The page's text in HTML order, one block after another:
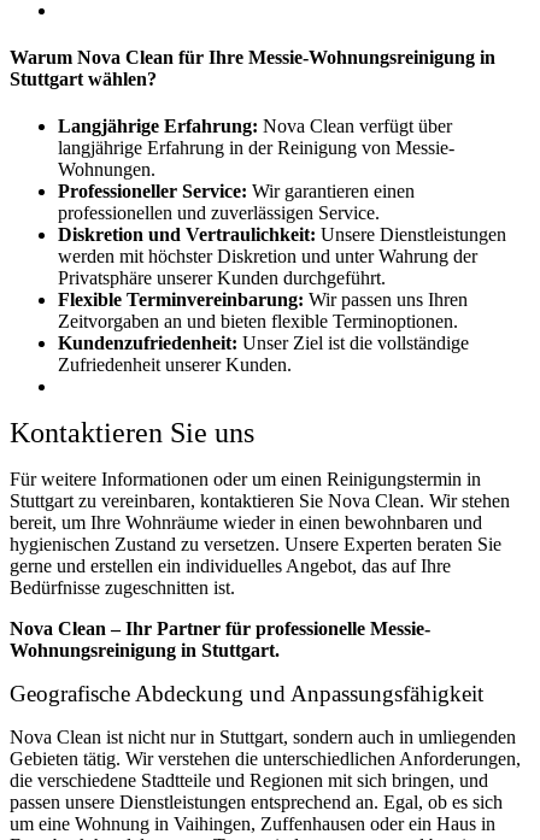
Warum Nova Clean für Ihre Messie-Wohnungsreinigung in
Stuttgart wählen?
Langjährige Erfahrung: Nova Clean verfügt über
langjährige Erfahrung in der Reinigung von Messie-
Wohnungen.
Professioneller Service: Wir garantieren einen
professionellen und zuverlässigen Service.
Diskretion und Vertraulichkeit: Unsere Dienstleistungen
werden mit höchster Diskretion und unter Wahrung der
Privatsphäre unserer Kunden durchgeführt.
Flexible Terminvereinbarung: Wir passen uns Ihren
Zeitvorgaben an und bieten flexible Terminoptionen.
Kundenzufriedenheit: Unser Ziel ist die vollständige
Zufriedenheit unserer Kunden.
Kontaktieren Sie uns
Für weitere Informationen oder um einen Reinigungstermin in
Stuttgart zu vereinbaren, kontaktieren Sie Nova Clean. Wir stehen
bereit, um Ihre Wohnräume wieder in einen bewohnbaren und
hygienischen Zustand zu versetzen. Unsere Experten beraten Sie
gerne und erstellen ein individuelles Angebot, das auf Ihre
Bedürfnisse zugeschnitten ist.
Nova Clean – Ihr Partner für professionelle Messie-
Wohnungsreinigung in Stuttgart.
Geografische Abdeckung und Anpassungsfähigkeit
Nova Clean ist nicht nur in Stuttgart, sondern auch in umliegenden
Gebieten tätig. Wir verstehen die unterschiedlichen Anforderungen,
die verschiedene Stadtteile und Regionen mit sich bringen, und
passen unsere Dienstleistungen entsprechend an. Egal, ob es sich
um eine Wohnung in Vaihingen, Zuffenhausen oder ein Haus in